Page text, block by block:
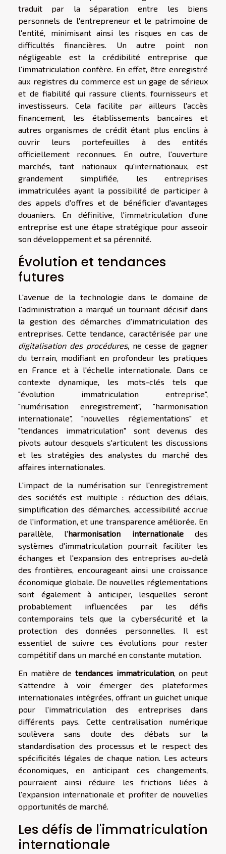
traduit par la séparation entre les biens
personnels de l'entrepreneur et le patrimoine de
l'entité, minimisant ainsi les risques en cas de
difficultés financières. Un autre point non
négligeable est la crédibilité entreprise que
l'immatriculation confère. En effet, être enregistré
aux registres du commerce est un gage de sérieux
et de fiabilité qui rassure clients, fournisseurs et
investisseurs. Cela facilite par ailleurs l'accès
financement, les établissements bancaires et
autres organismes de crédit étant plus enclins à
ouvrir leurs portefeuilles à des entités
officiellement reconnues. En outre, l'ouverture
marchés, tant nationaux qu'internationaux, est
grandement simplifiée, les entreprises
immatriculées ayant la possibilité de participer à
des appels d'offres et de bénéficier d'avantages
douaniers. En définitive, l'immatriculation d'une
entreprise est une étape stratégique pour asseoir
son développement et sa pérennité.
Évolution et tendances
futures
L'avenue de la technologie dans le domaine de
l'administration a marqué un tournant décisif dans
la gestion des démarches d'immatriculation des
entreprises. Cette tendance, caractérisée par une
digitalisation des procédures, ne cesse de gagner
du terrain, modifiant en profondeur les pratiques
en France et à l'échelle internationale. Dans ce
contexte dynamique, les mots-clés tels que
"évolution immatriculation entreprise",
"numérisation enregistrement", "harmonisation
internationale", "nouvelles réglementations" et
"tendances immatriculation" sont devenus des
pivots autour desquels s'articulent les discussions
et les stratégies des analystes du marché des
affaires internationales.
L'impact de la numérisation sur l'enregistrement
des sociétés est multiple : réduction des délais,
simplification des démarches, accessibilité accrue
de l'information, et une transparence améliorée. En
parallèle, l'harmonisation internationaledes
systèmes d'immatriculation pourrait faciliter les
échanges et l'expansion des entreprises au-delà
des frontières, encourageant ainsi une croissance
économique globale. De nouvelles réglementations
sont également à anticiper, lesquelles seront
probablement influencées par les défis
contemporains tels que la cybersécurité et la
protection des données personnelles. Il est
essentiel de suivre ces évolutions pour rester
compétitif dans un marché en constante mutation.
En matière de tendances immatriculation, on peut
s'attendre à voir émerger des plateformes
internationales intégrées, offrant un guichet unique
pour l'immatriculation des entreprises dans
différents pays. Cette centralisation numérique
soulèvera sans doute des débats sur la
standardisation des processus et le respect des
spécificités légales de chaque nation. Les acteurs
économiques, en anticipant ces changements,
pourraient ainsi réduire les frictions liées à
l'expansion internationale et profiter de nouvelles
opportunités de marché.
Les défis de l'immatriculation
internationale